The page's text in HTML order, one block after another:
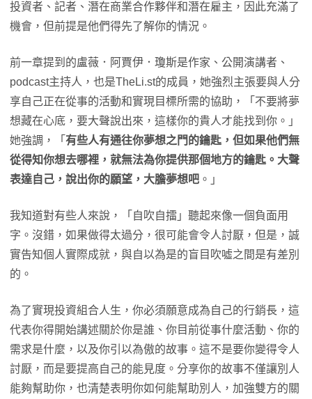
投資者、記者、潛在商業合作夥伴和潛在雇主，因此充滿了
機會，但前提是他們得先了解你的情況。
前一章提到的盧薇．阿賈伊．瓊斯是作家、公開演講者、
podcast主持人，也是TheLi.st的成員，她強烈主張要與人分
享自己正在從事的活動和實現目標所需的協助，「不要將夢
想藏在心底，要大聲說出來，這樣你的貴人才能找到你。」
她強調，「 有些人有通往你夢想之門的鑰匙，但如果他們無
從得知你想去哪裡，就無法為你提供那個地方的鑰匙。大聲
表達自己，說出你的願望，大膽夢想吧 。」
我知道對有些人來說，「自吹自擂」聽起來像一個負面用
字。沒錯，如果做得太過分，很可能會令人討厭，但是，誠
實告知個人實際成就，與自以為是的盲目吹噓之間是有差別
的。
為了實現投資組合人生，你必須願意成為自己的行銷長，這
代表你得開始講述關於你是誰、你目前從事什麼活動、你的
需求是什麼，以及你引以為傲的故事。這不是要你變得令人
討厭，而是要提高自己的能見度。分享你的故事不僅讓別人
能夠幫助你，也清楚表明你如何能幫助別人，加強雙方的關